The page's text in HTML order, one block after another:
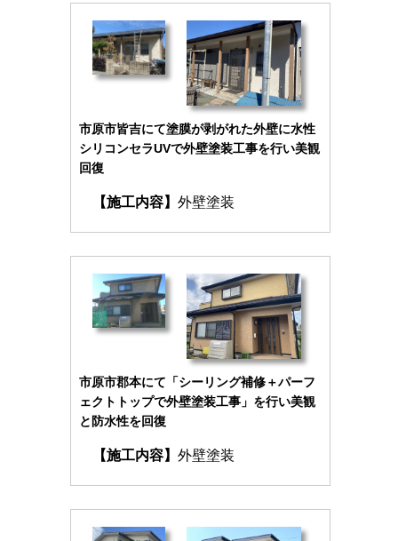
市原市皆吉にて塗膜が剥がれた外壁に水性
シリコンセラUVで外壁塗装工事を行い美観
回復
【施工内容】 外壁塗装
市原市郡本にて「シーリング補修＋パーフ
ェクトトップで外壁塗装工事」を行い美観
と防水性を回復
【施工内容】 外壁塗装